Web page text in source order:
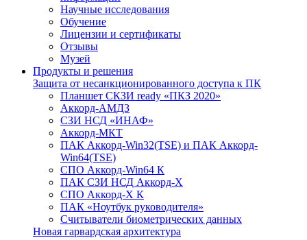
Научные исследования
Обучение
Лицензии и сертификаты
Отзывы
Музей
Продукты и решения
Защита от несанкционированного доступа к ПК
Планшет СКЗИ ready «ПКЗ 2020»
Аккорд-АМДЗ
СЗИ НСД «ИНАФ»
Аккорд-МКТ
ПАК Аккорд-Win32(TSE) и ПАК Аккорд-
Win64(TSE)
СПО Аккорд-Win64 К
ПАК СЗИ НСД Аккорд-X
СПО Аккорд-X К
ПАК «Ноутбук руководителя»
Cчитыватели биометрических данных
Новая гарвардская архитектура